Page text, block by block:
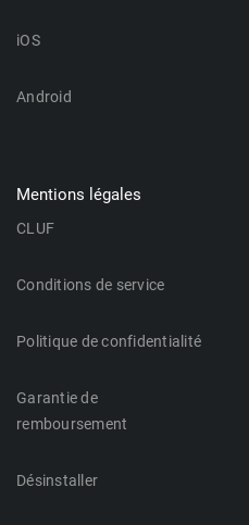
iOS
Android
Mentions légales
CLUF
Conditions de service
Politique de confidentialité
Garantie de
remboursement
Désinstaller